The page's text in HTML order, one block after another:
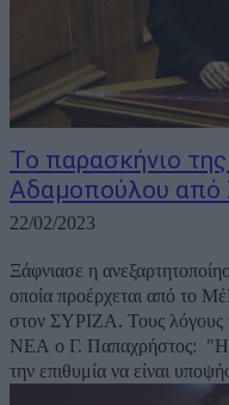
Το παρασκήνιο
Αδαμοπούλου από
22/02/2023
Ξάφνιασε η
οποία προέρχεται από το
στον ΣΥΡΙΖΑ. Τους λόγους της απόφασής της γράφει σήμερα στα
ΝΕΑ ο Γ. Παπαχρήστος: "Η Αγγελική (Αδαμοπούλου) εξέφρασε
την επιθυμία να είναι